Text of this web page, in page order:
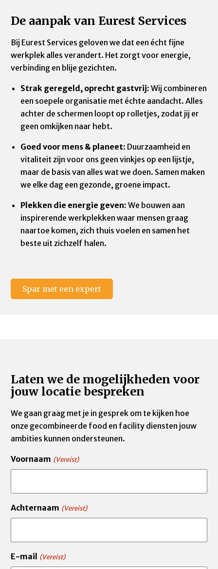
De aanpak van Eurest Services
Bij Eurest Services geloven we dat een écht fijne
werkplek alles verandert. Het zorgt voor energie,
verbinding en blije gezichten.
Strak geregeld, oprecht gastvrij: Wij combineren
een soepele organisatie met échte aandacht. Alles
achter de schermen loopt op rolletjes, zodat jij er
geen omkijken naar hebt.
Goed voor mens & planeet: Duurzaamheid en
vitaliteit zijn voor ons geen vinkjes op een lijstje,
maar de basis van alles wat we doen. Samen maken
we elke dag een gezonde, groene impact.
Plekken die energie geven: We bouwen aan
inspirerende werkplekken waar mensen graag
naartoe komen, zich thuis voelen en samen het
beste uit zichzelf halen.
Spar met een expert
Laten we de mogelijkheden voor
jouw locatie bespreken
We gaan graag met je in gesprek om te kijken hoe
onze gecombineerde food en facility diensten jouw
ambities kunnen ondersteunen.
Voornaam (Vereist)
Achternaam (Vereist)
E-mail (Vereist)